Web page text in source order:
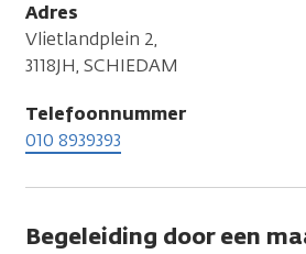
Adres
Vlietlandplein 2,
3118JH, SCHIEDAM
Telefoonnummer
010 8939393
Begeleiding door een